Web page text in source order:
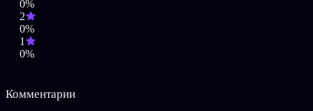
ЗАПИШИ СМЕРТЬ
Используйте фотоаппарат и аудиомагнитофон, чтобы доказать
существование сверхъестественного.
Вы можете поговорить с призраками с помощью Spirit Board,
обескуражить или разозлить тех, кого вы вызываете, это
может привести к катастрофе...
0%
2
0%
1
0%
Комментарии